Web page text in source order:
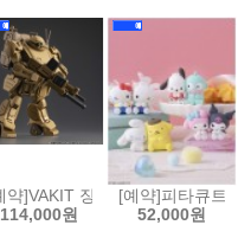
풍전 - 사제, 인연 편
고치(6개박스판매
약]VAKIT 장갑기병 보톰즈 회
114,000원
[예약]피타큐트
52,000원